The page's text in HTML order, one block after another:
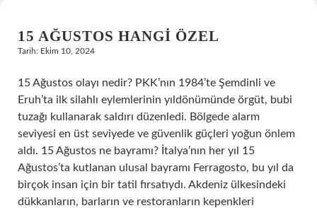
15 AĞUSTOS HANGI ÖZEL
Tarih: Ekim 10, 2024
15 Ağustos olayı nedir? PKK’nın 1984’te Şemdinli ve
Eruh’ta ilk silahlı eylemlerinin yıldönümünde örgüt, bubi
tuzağı kullanarak saldırı düzenledi. Bölgede alarm
seviyesi en üst seviyede ve güvenlik güçleri yoğun önlem
aldı. 15 Ağustos ne bayramı? İtalya’nın her yıl 15
Ağustos’ta kutlanan ulusal bayramı Ferragosto, bu yıl da
birçok insan için bir tatil fırsatıydı. Akdeniz ülkesindeki
dükkanların, barların ve restoranların kepenkleri